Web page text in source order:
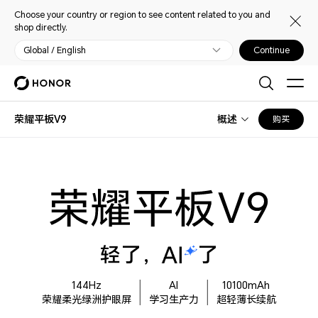
Choose your country or region to see content related to you and
shop directly.
Global / English Continue
荣耀平板V9 概述 购买
轻了， 了
144Hz
荣耀柔光绿洲护眼屏
AI
学习生产力
10100mAh
超轻薄长续航